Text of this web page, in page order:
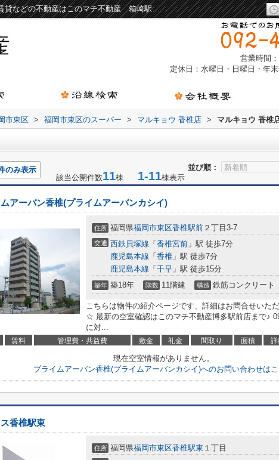
マルキョウ 香椎店周辺の物件一覧｜福岡市のペット可賃貸などの不動産はこのマチ不動産 箱崎駅前店
営業時間
定休日：水曜日・日曜日・年
市東区 > 福岡市東区のスーパー > マルキョウ 香椎店 > マルキョウ 香椎
並び順：
のみ表示
該当公開件数11棟 1-11棟表示
アーバン香椎(プライムアーバンカシイ)
住所 福岡県福岡市東区香椎駅前 ２丁目3-7
交通 西鉄貝塚線 「 香椎宮前 」駅 徒歩7分
鹿児島本線 「 香椎 」駅 徒歩7分
鹿児島本線 「 千早 」駅 徒歩15分
築年 築18年 階数 11階建 構造 鉄筋コンクリート
こちらは物件の紹介ページです、詳細はお問合せいた
☆ 最新の空室確認はこのマチ不動産博多駅前店まで♪
に対...
賃料 管理費・共益費 敷金 礼金 間取り 面積 詳
現在空室情報がありません。
プライムアーバン香椎(プライムアーバンカシイ)へのお問い合わせはこ
香椎駅東
住所 福岡県福岡市東区香椎駅東 １丁目